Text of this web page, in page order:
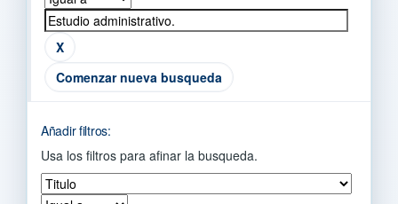
Comenzar nueva busqueda
Añadir filtros:
Usa los filtros para afinar la busqueda.